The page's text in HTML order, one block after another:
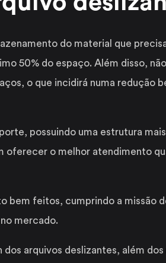
do material que
50% do espaço. Além disso,
o que incidirá numa redução
possuindo uma estrutura
oferecer o melhor atendimento
bem feitos, cumprindo a missão
mercado.
arquivos deslizantes, além